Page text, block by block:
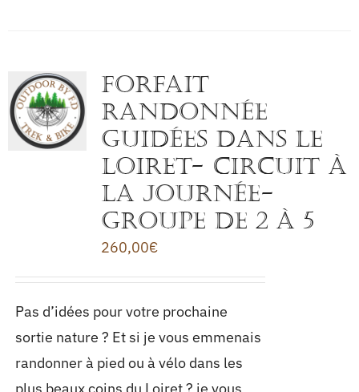
FORFAIT
RANDONNÉE
GUIDÉES DANS LE
LOIRET- CIRCUIT à
la journée-
Groupe de 2 à 5
260,00€
Pas d’idées pour votre prochaine
sortie nature ? Et si je vous emmenais
randonner à pied ou à vélo dans les